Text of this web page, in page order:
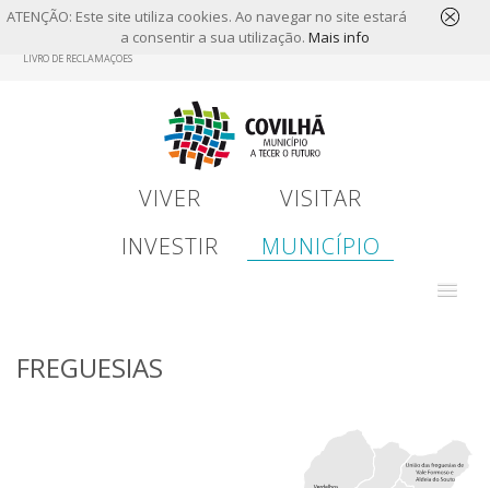
ATENÇÃO: Este site utiliza cookies. Ao navegar no site estará
a consentir a sua utilização. Mais info
mainLIVRO DE RECLAMAÇÕES
VIVER
VISITAR
INVESTIR
MUNICÍPIO
FREGUESIAS